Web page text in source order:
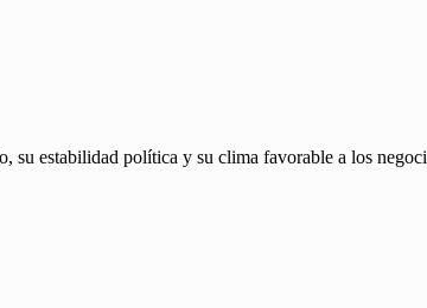
estabilidad política y su clima favorable a los